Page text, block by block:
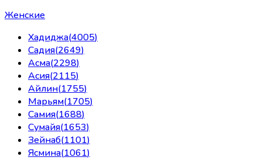
Женские
Хадиджа(4005)
Садия(2649)
Асма(2298)
Асия(2115)
Айлин(1755)
Марьям(1705)
Самия(1688)
Сумайя(1653)
Зейнаб(1101)
Ясмина(1061)